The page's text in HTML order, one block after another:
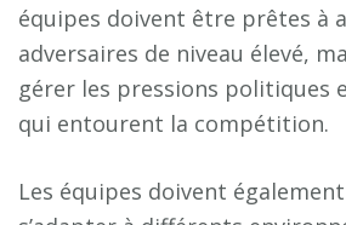
équipes doivent être prêtes à
adversaires de niveau élevé,
gérer les pressions politiques
qui entourent la compétition.
Les équipes doivent